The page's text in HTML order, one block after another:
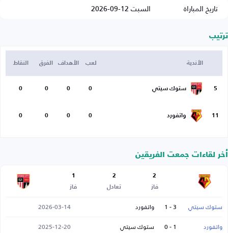
تاريخ المباراة
السبت 12-09-2026
ترتيب
الأندية لعب الأهداف الفرق النقاط
5 ستوك سيتي 0
0
0
0
11 واتفورد 0
0
0
0
أخر لقاءات جمعت الفريقين
2
فاز
2
تعادل
1
فاز
ستوك سيتي 3 - 1 واتفورد
2026-03-14
واتفورد
1 - 0 ستوك سيتي
2025-12-20